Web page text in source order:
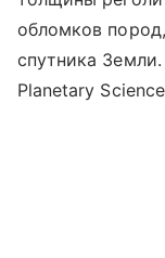
обломков
спутника
Planetary